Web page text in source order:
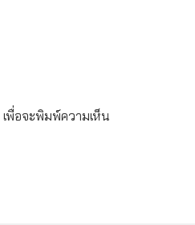
เพื่อจะพิมพ์ความเห็น